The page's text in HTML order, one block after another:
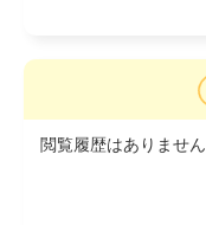
閲覧履歴はありません